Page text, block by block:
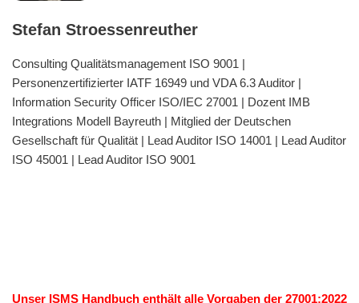
Stefan Stroessenreuther
Consulting Qualitätsmanagement ISO 9001 |
Personenzertifizierter IATF 16949 und VDA 6.3 Auditor |
Information Security Officer ISO/IEC 27001 | Dozent IMB
Integrations Modell Bayreuth | Mitglied der Deutschen
Gesellschaft für Qualität | Lead Auditor ISO 14001 | Lead Auditor
ISO 45001 | Lead Auditor ISO 9001
Unser ISMS Handbuch enthält alle Vorgaben der 27001:2022